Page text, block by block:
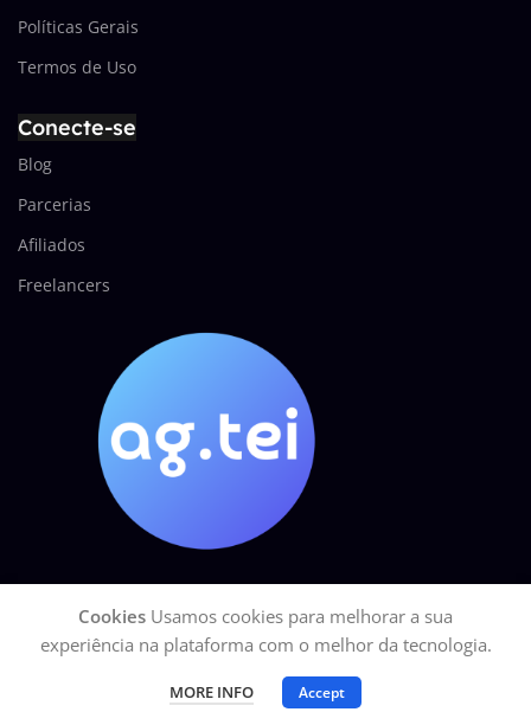
Políticas Gerais
Termos de Uso
Conecte-se
Blog
Parcerias
Afiliados
Freelancers
AGÊNCIA TEI 2025 Todos os direitos reservados.GOOGLE Site Seguro
| CNPJ: 27.113.329/0001-15
Cookies Usamos cookies para melhorar a sua
experiência na plataforma com o melhor da tecnologia.
MORE INFO Accept